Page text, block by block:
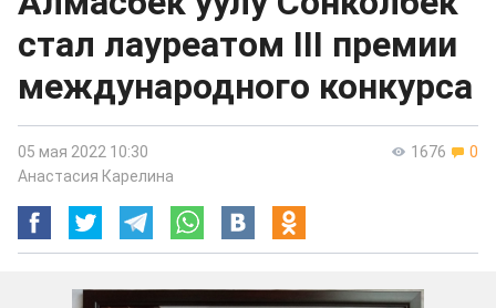
стал лауреатом III премии
международного конкурса
1676 0
05 мая 2022 10:30
Анастасия Карелина